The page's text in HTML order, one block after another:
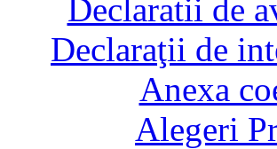
Declaratii de
Declaraţii de
Anexa
Alegeri